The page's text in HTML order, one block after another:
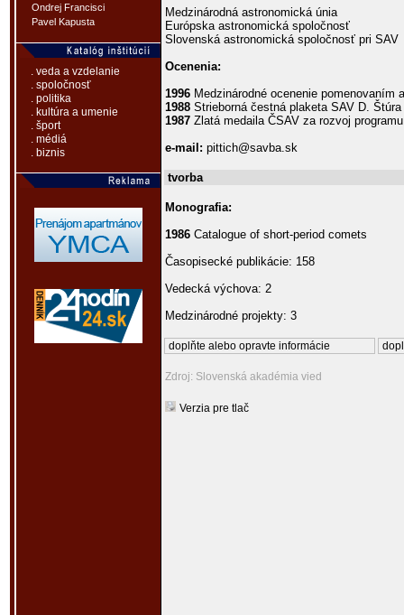
Ondrej Francisci
Pavel Kapusta
. veda a vzdelanie
. spoločnosť
. politika
. kultúra a umenie
. šport
. médiá
. biznis
Medzinárodná astronomická únia
Európska astronomická spoločnosť
Slovenská astronomická spoločnosť pri SAV
Ocenenia:
1996 Medzinárodné ocenenie pomenovaním
1988 Strieborná čestná plaketa SAV D.
1987 Zlatá medaila ČSAV za rozvoj
e-mail: pittich@savba.sk
tvorba
Monografia:
1986 Catalogue of short-period comets
Časopisecké publikácie: 158
Vedecká výchova: 2
Medzinárodné projekty: 3
doplňte alebo opravte informácie
Zdroj: Slovenská akadémia vied
Verzia pre tlač